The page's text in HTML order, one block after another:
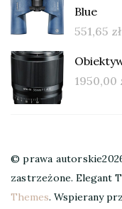
Blue
551,65 zł
1950,00
© prawa
zastrzeżone. Elegant
Themes. Wspierany